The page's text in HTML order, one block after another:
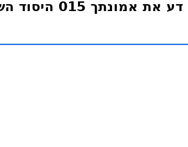
דע את אמונתך